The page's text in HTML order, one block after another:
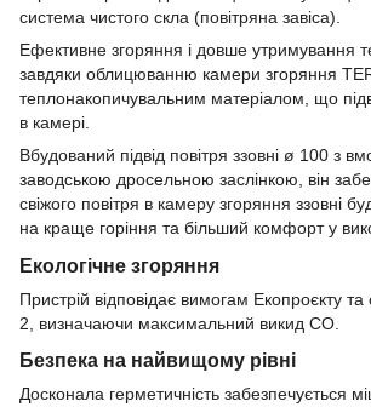
система чистого скла (повітряна завіса).
Ефективне згоряння і довше утримування
завдяки облицюванню камери згоряння
теплонакопичувальним матеріалом, що
в камері.
Вбудований підвід повітря ззовні ø 100 з
заводською дросельною заслінкою, він
свіжого повітря в камеру згоряння ззовні
на краще горіння та більший комфорт у
Екологічне згоряння
Пристрій відповідає вимогам Екопроєкту
2, визначаючи максимальний викид CO.
Безпека на найвищому рівні
Досконала герметичність забезпечується